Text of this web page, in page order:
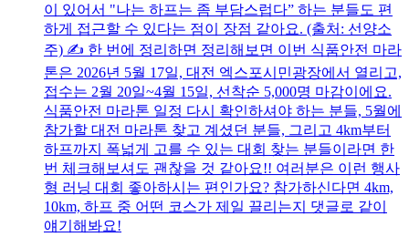
이 있어서 "나는 하프는 좀 부담스럽다” 하는 분들도 편
하게 접근할 수 있다는 점이 장점 같아요. (출처: 선양소
주) ✍️ 한 번에 정리하면 정리해보면 이번 식품안전 마라
톤은 2026년 5월 17일, 대전 엑스포시민광장에서 열리고,
접수는 2월 20일~4월 15일, 선착순 5,000명 마감이에요.
식품안전 마라톤 일정 다시 확인하셔야 하는 분들, 5월에
참가할 대전 마라톤 찾고 계셨던 분들, 그리고 4km부터
하프까지 폭넓게 고를 수 있는 대회 찾는 분들이라면 한
번 체크해보셔도 괜찮을 것 같아요!! 여러분은 이런 행사
형 러닝 대회 좋아하시는 편인가요? 참가하신다면 4km,
10km, 하프 중 어떤 코스가 제일 끌리는지 댓글로 같이
얘기해봐요!